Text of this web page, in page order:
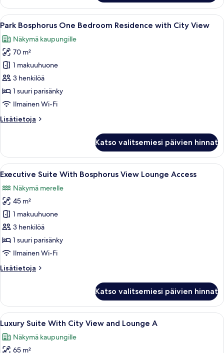
Three
Bedroom
Residence
City
View
Avaa
kaikki
huonetyypin
Park
Bosphorus
One
Bedroom
Residence
City
Moderni huoneisto, jossa on
6
Park Bosphorus One Bedroom Residence with City View
Näkymä kaupungille
70 m²
1 makuuhuone
3 henkilöä
1 suuri parisänky
Ilmainen Wi-Fi
Lisätietoja
Lisätietoja
One
Bedroom
Residence
City
View
Katso valitsemiesi päivien hinnat
Avaa
kaikki
huonetyypin
Executive
Suite
With
Bosphorus
View
Access
Hotellihuone, jossa on suuri sänky,
5
Executive Suite With Bosphorus View Lounge Access
Näkymä merelle
45 m²
1 makuuhuone
3 henkilöä
1 suuri parisänky
Ilmainen Wi-Fi
Lisätietoja
Lisätietoja
With
Bosphorus
View
Lounge
Access
Katso valitsemiesi päivien hinnat
Avaa
kaikki
huonetyypin
Ylellinen hotellihuone, jossa on
6
Luxury Suite With City View and Lounge A
Näkymä kaupungille
65 m²